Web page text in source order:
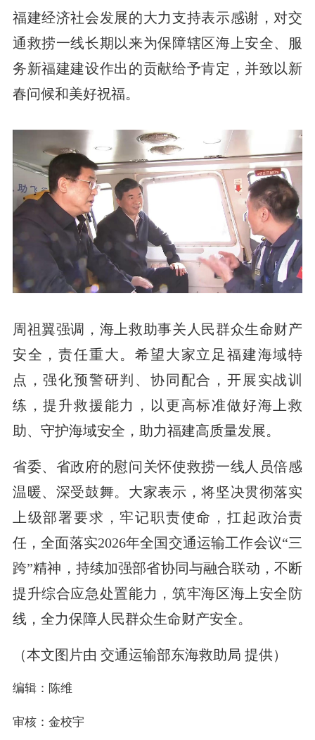
福建经济社会发展的大力支持表示感谢，对交
通救捞一线长期以来为保障辖区海上安全、服
务新福建建设作出的贡献给予肯定，并致以新
春问候和美好祝福。
周祖翼强调，海上救助事关人民群众生命财产
安全，责任重大。希望大家立足福建海域特
点，强化预警研判、协同配合，开展实战训
练，提升救援能力，以更高标准做好海上救
助、守护海域安全，助力福建高质量发展。
省委、省政府的慰问关怀使救捞一线人员倍感
温暖、深受鼓舞。大家表示，将坚决贯彻落实
上级部署要求，牢记职责使命，扛起政治责
任，全面落实2026年全国交通运输工作会议“三
跨”精神，持续加强部省协同与融合联动，不断
提升综合应急处置能力，筑牢海区海上安全防
线，全力保障人民群众生命财产安全。
（本文图片由 交通运输部东海救助局 提供）
编辑：陈维
审核：金校宇